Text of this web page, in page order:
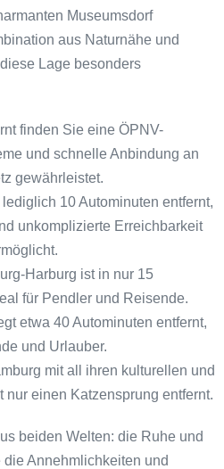
Museumsdorf
aus Naturnähe und
Lage besonders
finden Sie eine ÖPNV-
und schnelle Anbindung an
gewährleistet.
10 Autominuten entfernt,
unkomplizierte Erreichbarkeit
Harburg ist in nur 15
für Pendler und Reisende.
etwa 40 Autominuten entfernt,
und Urlauber.
mit all ihren kulturellen und
einen Katzensprung entfernt.
beiden Welten: die Ruhe und
Annehmlichkeiten und